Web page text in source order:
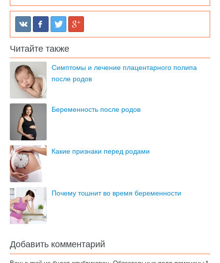
Читайте также
Симптомы и лечение плацентарного полипа
после родов
Беременность после родов
Какие признаки перед родами
Почему тошнит во время беременности
Добавить комментарий